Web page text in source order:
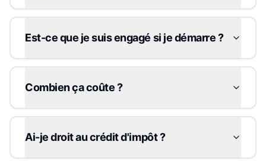
Est-ce que je suis engagé si je démarre ?
Combien ça coûte ?
Ai-je droit au crédit d'impôt ?